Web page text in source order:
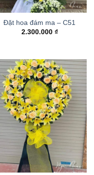
Đặt hoa đám ma – C51
2.300.000 ₫